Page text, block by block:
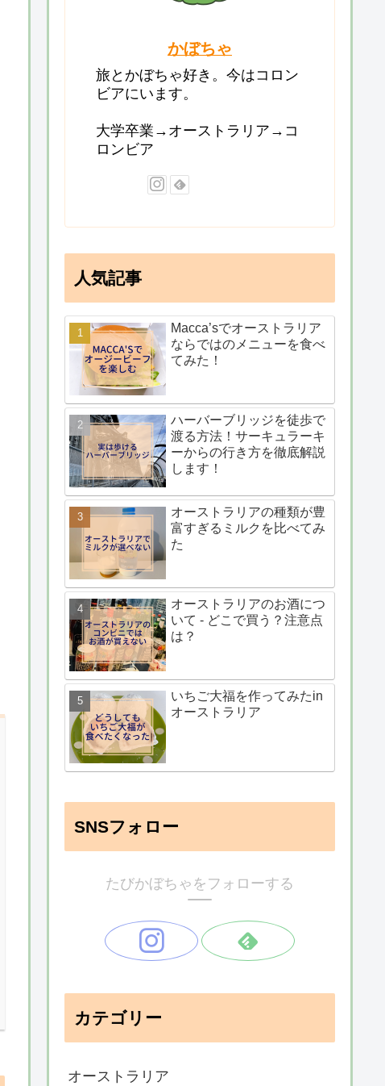
かぼちゃ
旅とかぼちゃ好き。今はコロン
ビアにいます。
大学卒業→オーストラリア→コ
ロンビア
人気記事
Macca’sでオーストラリア
ならではのメニューを食べ
てみた！
ハーバーブリッジを徒歩で
渡る方法！サーキュラーキ
ーからの行き方を徹底解説
します！
オーストラリアの種類が豊
富すぎるミルクを比べてみ
た
オーストラリアのお酒につ
いて - どこで買う？注意点
は？
いちご大福を作ってみたin
オーストラリア
SNSフォロー
たびかぼちゃをフォローする
カテゴリー
オーストラリア